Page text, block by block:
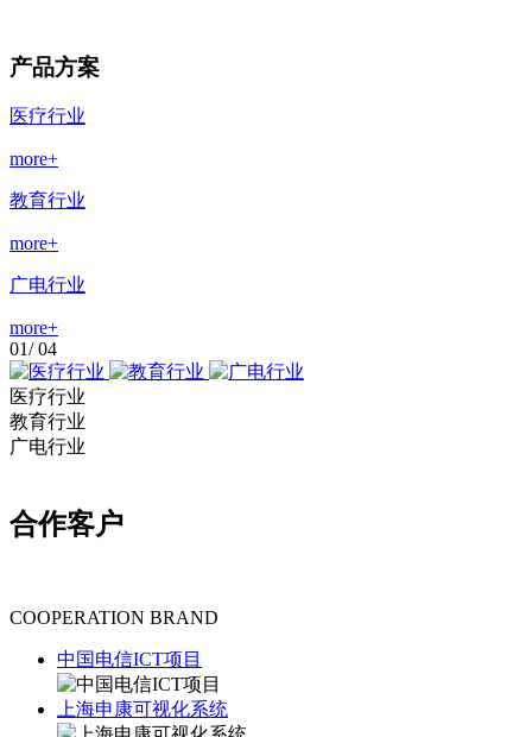
产品方案
医疗行业
more+
教育行业
more+
广电行业
more+
01/04
医疗行业
教育行业
广电行业
合作客户
COOPERATION BRAND
中国电信ICT项目
上海申康可视化系统